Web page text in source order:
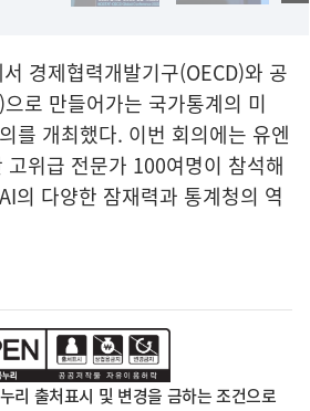
경제협력개발기구(OECD)와 공
로 만들어가는 국가통계의 미
를 개최했다. 이번 회의에는 유엔
고위급 전문가 100여명이 참석해
의 다양한 잠재력과 통계청의 역
리 출처표시 및 변경을 금하는 조건으로